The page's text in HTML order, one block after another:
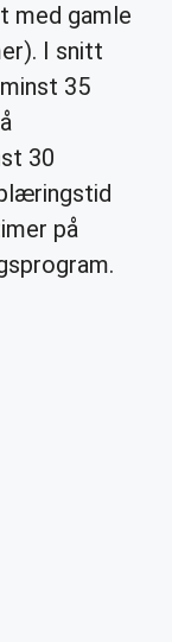
med gamle
I snitt
35
30
på